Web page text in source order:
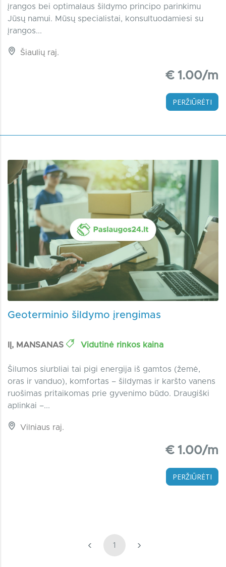
įrangos bei optimalaus šildymo principo parinkimu
Jūsų namui. Mūsų specialistai, konsultuodamiesi su
įrangos...
Šiaulių raj.
€ 1.00/m
PERŽIŪRĖTI
Geoterminio šildymo įrengimas
IĮ, MANSANAS Vidutinė rinkos kaina
Šilumos siurbliai tai pigi energija iš gamtos (žemė,
oras ir vanduo), komfortas – šildymas ir karšto vanens
ruošimas pritaikomas prie gyvenimo būdo. Draugiški
aplinkai –...
Vilniaus raj.
€ 1.00/m
PERŽIŪRĖTI
‹ 1 ›